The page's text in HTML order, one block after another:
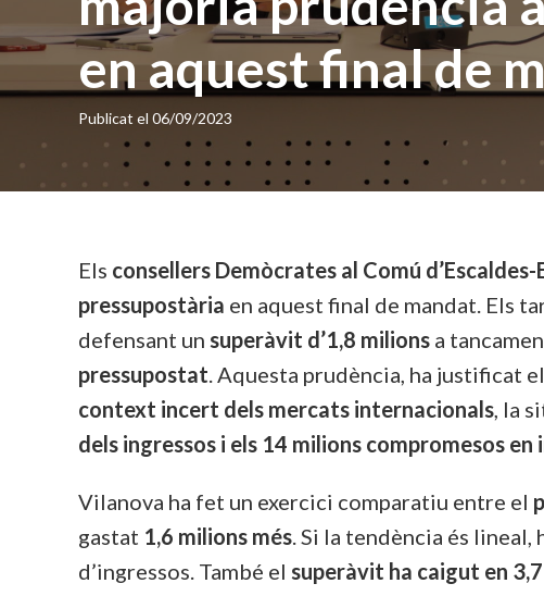
en aquest final de
Publicat el 06/09/2023
Els consellers Demòcrates al Comú
pressupostària en aquest final de mandat. Els
defensant un superàvit d’1,8 milions a
pressupostat. Aquesta prudència, ha justificat el
context incert dels mercats internacionals, la
dels ingressos i els 14 milions compromesos en
Vilanova ha fet un exercici comparatiu entre el
gastat 1,6 milions més. Si la tendència és lineal,
d’ingressos. També el superàvit ha caigut en